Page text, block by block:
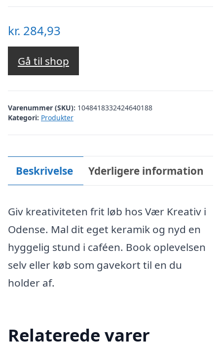
kr. 284,93
Gå til shop
Varenummer (SKU): 1048418332424640188
Kategori: Produkter
Beskrivelse Yderligere information
Giv kreativiteten frit løb hos Vær Kreativ i
Odense. Mal dit eget keramik og nyd en
hyggelig stund i caféen. Book oplevelsen
selv eller køb som gavekort til en du
holder af.
Relaterede varer